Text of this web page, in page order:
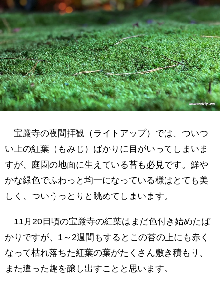
宝厳寺の夜間拝観（ライトアップ）では、ついつ
い上の紅葉（もみじ）ばかりに目がいってしまいま
すが、庭園の地面に生えている苔も必見です。鮮や
かな緑色でふわっと均一になっている様はとても美
しく、ついうっとりと眺めてしまいます。
11月20日頃の宝厳寺の紅葉はまだ色付き始めたば
かりですが、1～2週間もするとこの苔の上にも赤く
なって枯れ落ちた紅葉の葉がたくさん敷き積もり、
また違った趣を醸し出すことと思います。